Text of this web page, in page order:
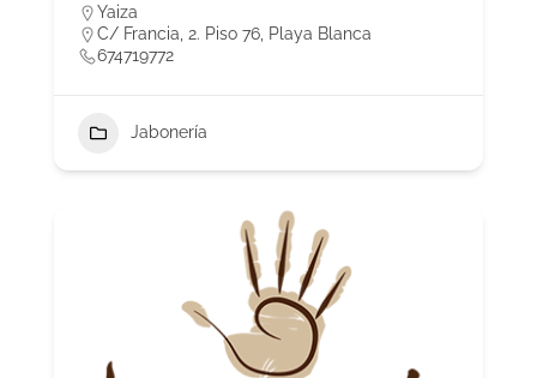
Yaiza
C/ Francia, 2. Piso 76, Playa Blanca
674719772
Jabonería